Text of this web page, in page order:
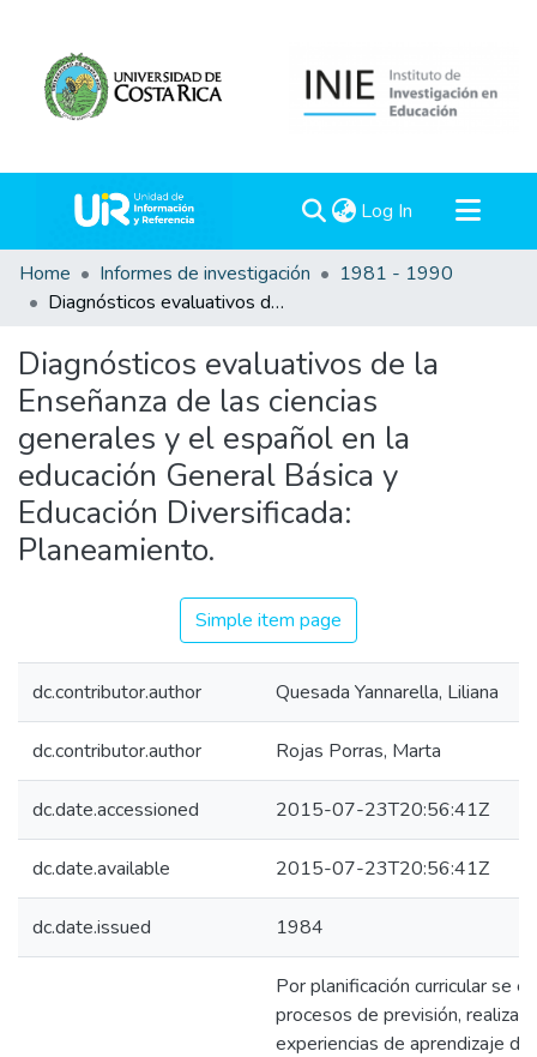
Log In (current)
Communities & Collections
All of DSpace
Statistics
Home Informes de investigación
1981 - 1990
Diagnósticos evaluativos de la Enseñanza de las ciencias generales y el español en la educación General Básica y Educación Diversificada: Planeamiento.
Diagnósticos evaluativos de la
Enseñanza de las ciencias
generales y el español en la
educación General Básica y
Educación Diversificada:
Planeamiento.
Simple item page
dc.contributor.author Quesada Yannarella, Liliana
dc.contributor.author Rojas Porras, Marta
dc.date.accessioned 2015-07-23T20:56:41Z
dc.date.available 2015-07-23T20:56:41Z
dc.date.issued 1984
Por planificación curricular se
procesos de previsión,
experiencias de aprendizaje